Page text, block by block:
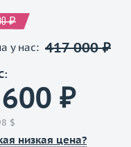
₽
у нас: 417 000 ₽
₽
$
низкая цена?